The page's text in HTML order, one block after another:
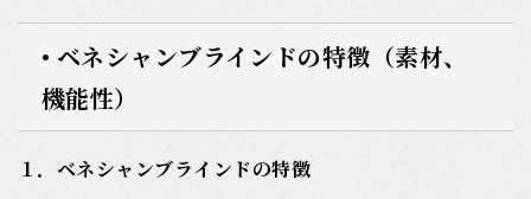
• ベネシャンブラインドの特徴（素材、
機能性）
１．ベネシャンブラインドの特徴